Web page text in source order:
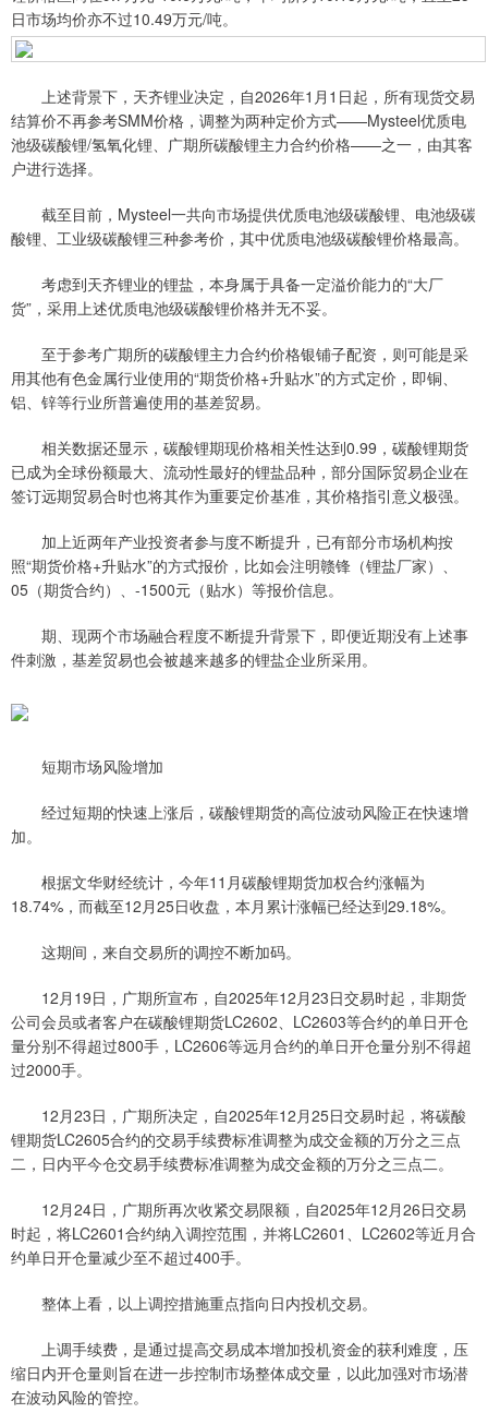
日市场均价亦不过10.49万元/吨。
上述背景下，天齐锂业决定，自2026年1月1日起，所有现货交易
结算价不再参考SMM价格，调整为两种定价方式——Mysteel优质电
池级碳酸锂/氢氧化锂、广期所碳酸锂主力合约价格——之一，由其客
户进行选择。
截至目前，Mysteel一共向市场提供优质电池级碳酸锂、电池级碳
酸锂、工业级碳酸锂三种参考价，其中优质电池级碳酸锂价格最高。
考虑到天齐锂业的锂盐，本身属于具备一定溢价能力的“大厂
货”，采用上述优质电池级碳酸锂价格并无不妥。
至于参考广期所的碳酸锂主力合约价格银铺子配资，则可能是采
用其他有色金属行业使用的“期货价格+升贴水”的方式定价，即铜、
铝、锌等行业所普遍使用的基差贸易。
相关数据还显示，碳酸锂期现价格相关性达到0.99，碳酸锂期货
已成为全球份额最大、流动性最好的锂盐品种，部分国际贸易企业在
签订远期贸易合时也将其作为重要定价基准，其价格指引意义极强。
加上近两年产业投资者参与度不断提升，已有部分市场机构按
照“期货价格+升贴水”的方式报价，比如会注明赣锋（锂盐厂家）、
05（期货合约）、-1500元（贴水）等报价信息。
期、现两个市场融合程度不断提升背景下，即便近期没有上述事
件刺激，基差贸易也会被越来越多的锂盐企业所采用。
短期市场风险增加
经过短期的快速上涨后，碳酸锂期货的高位波动风险正在快速增
加。
根据文华财经统计，今年11月碳酸锂期货加权合约涨幅为
18.74%，而截至12月25日收盘，本月累计涨幅已经达到29.18%。
这期间，来自交易所的调控不断加码。
12月19日，广期所宣布，自2025年12月23日交易时起，非期货
公司会员或者客户在碳酸锂期货LC2602、LC2603等合约的单日开仓
量分别不得超过800手，LC2606等远月合约的单日开仓量分别不得超
过2000手。
12月23日，广期所决定，自2025年12月25日交易时起，将碳酸
锂期货LC2605合约的交易手续费标准调整为成交金额的万分之三点
二，日内平今仓交易手续费标准调整为成交金额的万分之三点二。
12月24日，广期所再次收紧交易限额，自2025年12月26日交易
时起，将LC2601合约纳入调控范围，并将LC2601、LC2602等近月合
约单日开仓量减少至不超过400手。
整体上看，以上调控措施重点指向日内投机交易。
上调手续费，是通过提高交易成本增加投机资金的获利难度，压
缩日内开仓量则旨在进一步控制市场整体成交量，以此加强对市场潜
在波动风险的管控。